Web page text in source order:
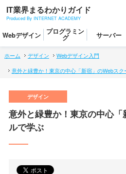
IT業界まるわかりガイド
Produced By INTERNET ACADEMY
Webデザイン プログラミン
グ サーバー
ホーム デザイン
Webデザイン入門
意外と緑豊か！東京の中心「新宿」のWebスク
意外と緑豊か！東京の中心
ルで学ぶ